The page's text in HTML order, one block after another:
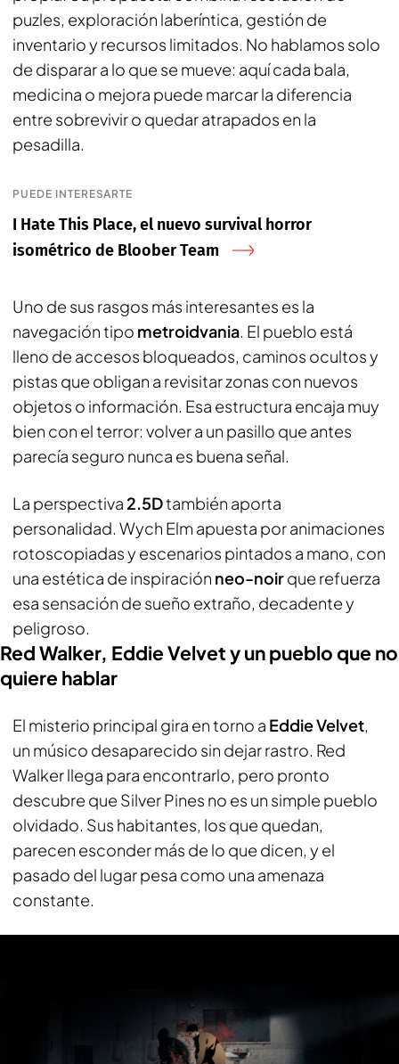
puzles, exploración laberíntica, gestión de
inventario y recursos limitados. No hablamos solo
de disparar a lo que se mueve: aquí cada bala,
medicina o mejora puede marcar la diferencia
entre sobrevivir o quedar atrapados en la
pesadilla.
PUEDE INTERESARTE
I Hate This Place, el nuevo survival horror
isométrico de Bloober Team
Uno de sus rasgos más interesantes es la
navegación tipo metroidvania. El pueblo está
lleno de accesos bloqueados, caminos ocultos y
pistas que obligan a revisitar zonas con nuevos
objetos o información. Esa estructura encaja muy
bien con el terror: volver a un pasillo que antes
parecía seguro nunca es buena señal.
La perspectiva 2.5Dtambién aporta
personalidad. Wych Elm apuesta por animaciones
rotoscopiadas y escenarios pintados a mano, con
una estética de inspiración neo-noirque refuerza
esa sensación de sueño extraño, decadente y
peligroso.
Red Walker, Eddie Velvet y un pueblo que no
quiere hablar
El misterio principal gira en torno a Eddie Velvet,
un músico desaparecido sin dejar rastro. Red
Walker llega para encontrarlo, pero pronto
descubre que Silver Pines no es un simple pueblo
olvidado. Sus habitantes, los que quedan,
parecen esconder más de lo que dicen, y el
pasado del lugar pesa como una amenaza
constante.